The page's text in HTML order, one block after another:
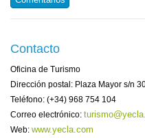
Contacto
Oficina de Turismo
Dirección postal: Plaza Mayor s/n
Teléfono: (+34) 968 754 104
Correo electrónico:
Web: www.yecla.com